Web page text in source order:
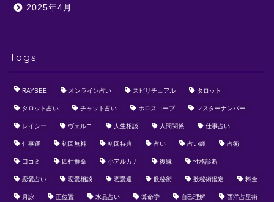
2025年4月
Tags
RAYSEE オンライン占い スピリチュアル タロット
タロット占い チャット占い ホロスコープ マスターナンバー
レイシー ヴェルニ 人生相談 人間関係 仕事占い
仕事運 初回無料 初回特典 占い 占い師 占術
口コミ 四柱推命 小アルカナ 復縁 性格診断
恋愛占い 恋愛相談 恋愛運 数秘術 数秘術鑑定 料金
月詠 正位置 水晶占い 算命学 自己理解 西洋占星術